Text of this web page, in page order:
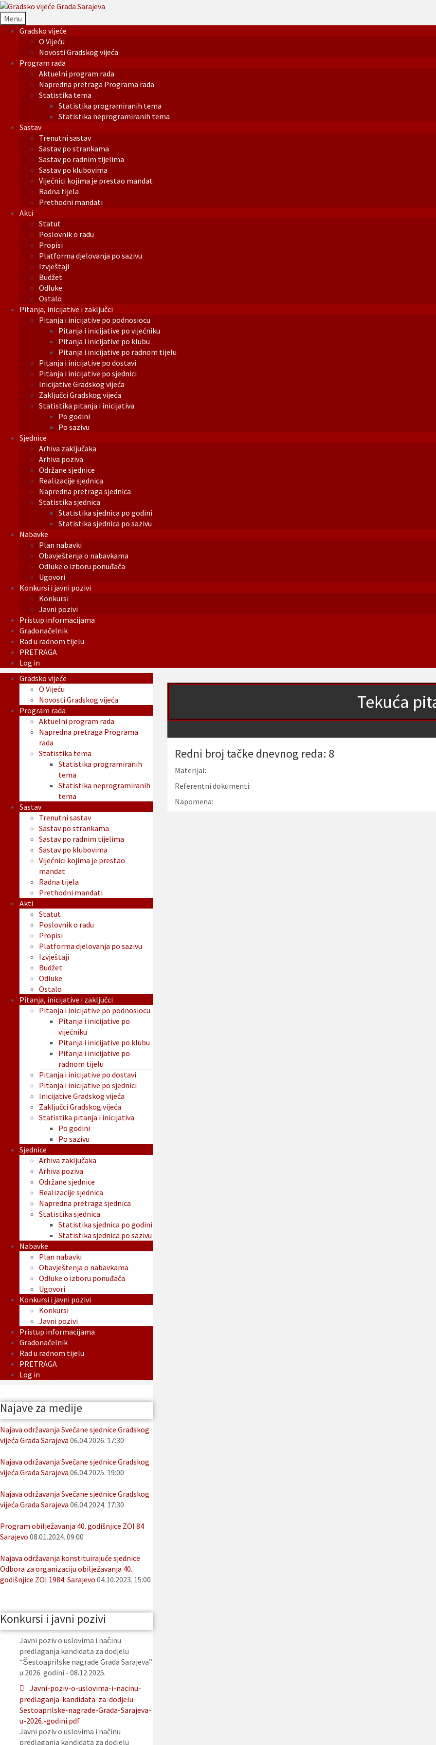
Menu
Gradsko vijeće
O Vijeću
Novosti Gradskog vijeća
Program rada
Aktuelni program rada
Napredna pretraga Programa rada
Statistika tema
Statistika programiranih tema
Statistika neprogramiranih tema
Sastav
Trenutni sastav
Sastav po strankama
Sastav po radnim tijelima
Sastav po klubovima
Vijećnici kojima je prestao mandat
Radna tijela
Prethodni mandati
Akti
Statut
Poslovnik o radu
Propisi
Platforma djelovanja po sazivu
Izvještaji
Budžet
Odluke
Ostalo
Pitanja, inicijative i zaključci
Pitanja i inicijative po podnosiocu
Pitanja i inicijative po vijećniku
Pitanja i inicijative po klubu
Pitanja i inicijative po radnom tijelu
Pitanja i inicijative po dostavi
Pitanja i inicijative po sjednici
Inicijative Gradskog vijeća
Zaključci Gradskog vijeća
Statistika pitanja i inicijativa
Po godini
Po sazivu
Sjednice
Arhiva zaključaka
Arhiva poziva
Održane sjednice
Realizacije sjednica
Napredna pretraga sjednica
Statistika sjednica
Statistika sjednica po godini
Statistika sjednica po sazivu
Nabavke
Plan nabavki
Obavještenja o nabavkama
Odluke o izboru ponuđača
Ugovori
Konkursi i javni pozivi
Konkursi
Javni pozivi
Pristup informacijama
Gradonačelnik
Rad u radnom tijelu
PRETRAGA
Log in
Tekuća
Redni broj tačke dnevnog reda: 8
Materijal:
Referentni dokumenti:
Napomena:
Gradsko vijeće
O Vijeću
Novosti Gradskog vijeća
Program rada
Aktuelni program rada
Napredna pretraga Programa
rada
Statistika tema
Statistika programiranih
tema
Statistika neprogramiranih
tema
Sastav
Trenutni sastav
Sastav po strankama
Sastav po radnim tijelima
Sastav po klubovima
Vijećnici kojima je prestao
mandat
Radna tijela
Prethodni mandati
Akti
Statut
Poslovnik o radu
Propisi
Platforma djelovanja po sazivu
Izvještaji
Budžet
Odluke
Ostalo
Pitanja, inicijative i zaključci
Pitanja i inicijative po podnosiocu
Pitanja i inicijative po
vijećniku
Pitanja i inicijative po klubu
Pitanja i inicijative po
radnom tijelu
Pitanja i inicijative po dostavi
Pitanja i inicijative po sjednici
Inicijative Gradskog vijeća
Zaključci Gradskog vijeća
Statistika pitanja i inicijativa
Po godini
Po sazivu
Sjednice
Arhiva zaključaka
Arhiva poziva
Održane sjednice
Realizacije sjednica
Napredna pretraga sjednica
Statistika sjednica
Statistika sjednica po godini
Statistika sjednica po sazivu
Nabavke
Plan nabavki
Obavještenja o nabavkama
Odluke o izboru ponuđača
Ugovori
Konkursi i javni pozivi
Konkursi
Javni pozivi
Pristup informacijama
Gradonačelnik
Rad u radnom tijelu
PRETRAGA
Log in
Najave za medije
Najava održavanja Svečane sjednice Gradskog
vijeća Grada Sarajeva 06.04.2026. 17:30
Najava održavanja Svečane sjednice Gradskog
vijeća Grada Sarajeva 06.04.2025. 19:00
Najava održavanja Svečane sjednice Gradskog
vijeća Grada Sarajeva 06.04.2024. 17:30
Program obilježavanja 40. godišnjice ZOI 84
Sarajevo 08.01.2024. 09:00
Najava održavanja konstituirajuće sjednice
Odbora za organizaciju obilježavanja 40.
godišnjice ZOI 1984. Sarajevo 04.10.2023. 15:00
Konkursi i javni pozivi
Javni poziv o uslovima i načinu
predlaganja kandidata za dodjelu
“Šestoaprilske nagrade Grada Sarajeva”
u 2026. godini - 08.12.2025.
Javni-poziv-o-uslovima-i-nacinu-
predlaganja-kandidata-za-dodjelu-
Sestoaprilske-nagrade-Grada-Sarajeva-
u-2026.-godini.pdf
Javni poziv o uslovima i načinu
predlaganja kandidata za dodjelu